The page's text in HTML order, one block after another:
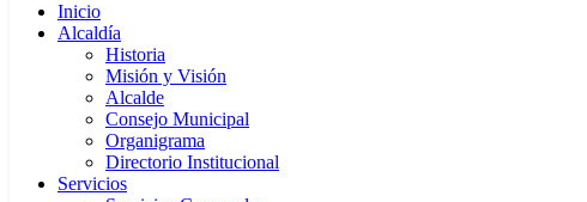
Inicio
Alcaldía
Historia
Misión y Visión
Alcalde
Consejo Municipal
Organigrama
Directorio Institucional
Servicios